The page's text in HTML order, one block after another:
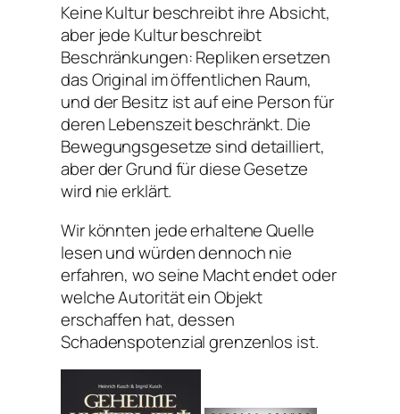
Keine Kultur beschreibt ihre Absicht,
aber jede Kultur beschreibt
Beschränkungen: Repliken ersetzen
das Original im öffentlichen Raum,
und der Besitz ist auf eine Person für
deren Lebenszeit beschränkt. Die
Bewegungsgesetze sind detailliert,
aber der Grund für diese Gesetze
wird nie erklärt.
Wir könnten jede erhaltene Quelle
lesen und würden dennoch nie
erfahren, wo seine Macht endet oder
welche Autorität ein Objekt
erschaffen hat, dessen
Schadenspotenzial grenzenlos ist.